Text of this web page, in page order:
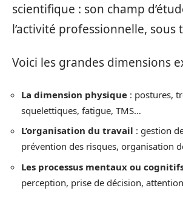
scientifique : son champ
l’activité professionnelle, sous
Voici les grandes dimensions
La dimension physique : postures,
squelettiques, fatigue, TMS…
L’organisation du travail : gestion
prévention des risques, organisation
Les processus mentaux ou
perception, prise de décision,